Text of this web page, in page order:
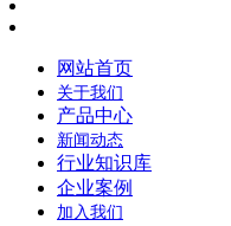
网站首页
关于我们
产品中心
新闻动态
行业知识库
企业案例
加入我们